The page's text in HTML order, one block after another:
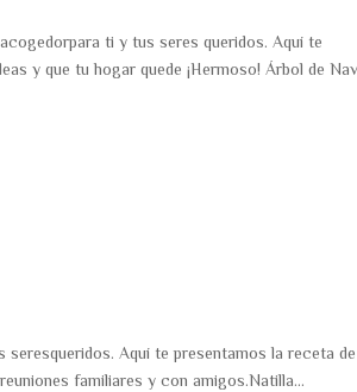
ti y tus seres queridos. Aquí te
y que tu hogar quede ¡Hermoso! Árbol de
Aquí te presentamos la receta
familiares y con amigos.Natilla...